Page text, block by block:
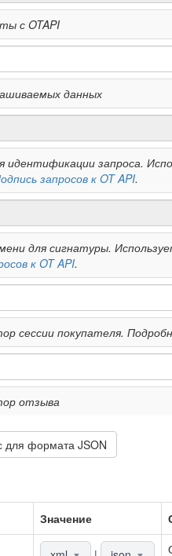
с OTAPI
данных
идентификации запроса.
запросов к OT API.
для сигнатуры.
к OT API.
сессии покупателя.
отзыва
для формата JSON
Значение